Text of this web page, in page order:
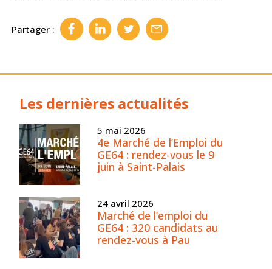
Partager :
Les dernières actualités
5 mai 2026
4e Marché de l’Emploi du
GE64 : rendez-vous le 9
juin à Saint-Palais
24 avril 2026
Marché de l’emploi du
GE64 : 320 candidats au
rendez-vous à Pau